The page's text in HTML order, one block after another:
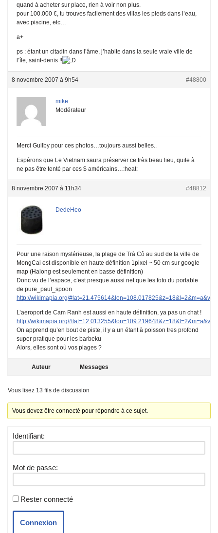
quand à acheter sur place, rien à voir non plus.
pour 100.000 €, tu trouves facilement des villas les pieds dans l’eau,
avec piscine, etc…
a+
ps : étant un citadin dans l’âme, j’habite dans la seule vraie ville de
l’île, saint-denis !!
8 novembre 2007 à 9h54 #48800
mike
Modérateur
Merci Guilby pour ces photos…toujours aussi belles..
Espérons que Le Vietnam saura préserver ce très beau lieu, quite à
ne pas être tenté par ces $ américains…:heat:
8 novembre 2007 à 11h34 #48812
DedeHeo
Pour une raison mystérieuse, la plage de Trà Cô au sud de la ville de
MongCai est disponible en haute définition 1pixel ~ 50 cm sur google
map (Halong est seulement en basse définition)
Donc vu de l’espace, c’est presque aussi net que les foto du portable
de pure_paul_spoon
http://wikimapia.org/#lat=21.475614&lon=108.017825&z=18&l=2&m=a&v=2
L’aeroport de Cam Ranh est aussi en haute définition, ya pas un chat !
http://wikimapia.org/#lat=12.013255&lon=109.219648&z=18&l=2&m=a&v=2
On apprend qu’en bout de piste, il y a un étant à poisson tres profond
super pratique pour les barbeku
Alors, elles sont où vos plages ?
Auteur Messages
Vous lisez 13 fils de discussion
Vous devez être connecté pour répondre à ce sujet.
Identifiant:
Mot de passe:
Rester connecté
Connexion